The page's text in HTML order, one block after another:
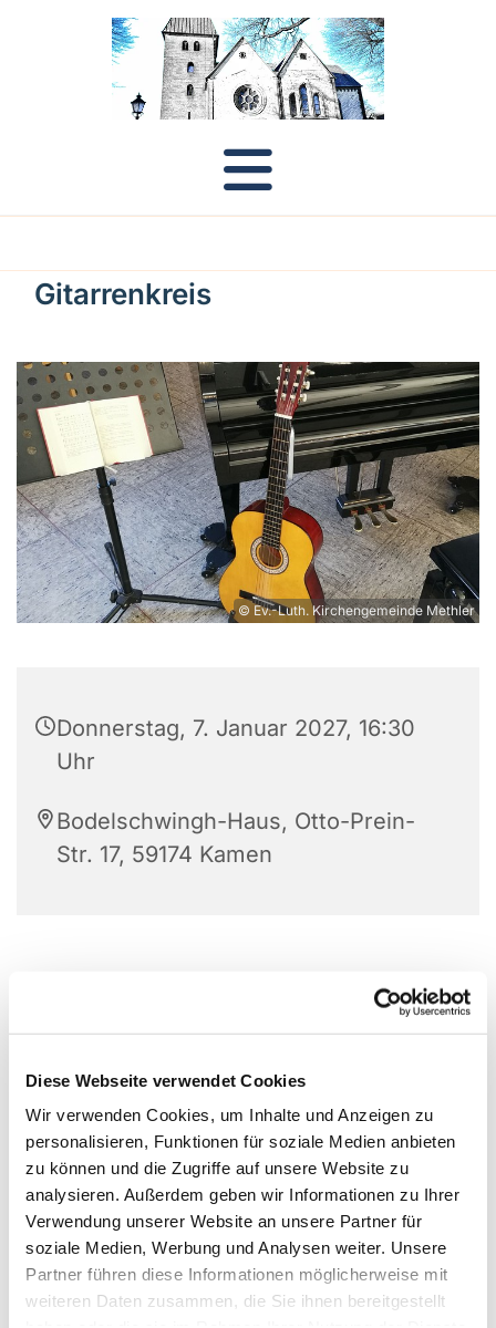
Diese Webseite verwendet Cookies
Wir verwenden Cookies, um Inhalte und Anzeigen zu
personalisieren, Funktionen für soziale Medien anbieten
zu können und die Zugriffe auf unsere Website zu
analysieren. Außerdem geben wir Informationen zu Ihrer
Verwendung unserer Website an unsere Partner für
soziale Medien, Werbung und Analysen weiter. Unsere
Partner führen diese Informationen möglicherweise mit
weiteren Daten zusammen, die Sie ihnen bereitgestellt
Gitarrenkreis
© Ev.-Luth. Kirchengemeinde Methler
Donnerstag, 7. Januar 2027, 16:30
Uhr
Bodelschwingh-Haus, Otto-Prein-
Str. 17, 59174 Kamen